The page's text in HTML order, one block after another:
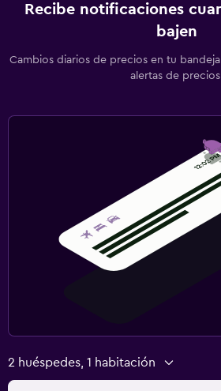
Recibe notificaciones
bajen
Cambios diarios de precios en tu
alertas de
2 huéspedes, 1 habitación